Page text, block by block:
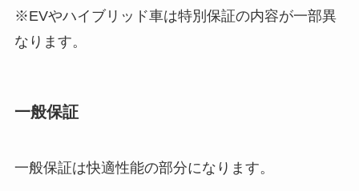
※EVやハイブリッド車は特別保証の内容が一部異
なります。
一般保証
一般保証は快適性能の部分になります。